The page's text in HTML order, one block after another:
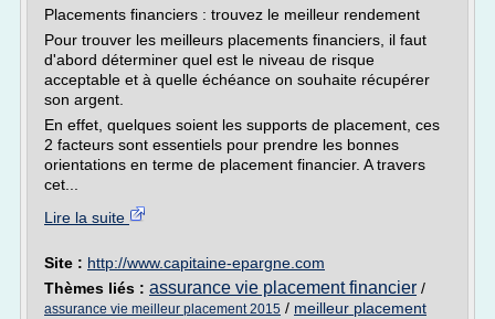
Placements financiers : trouvez le meilleur rendement
Pour trouver les meilleurs placements financiers, il faut
d'abord déterminer quel est le niveau de risque
acceptable et à quelle échéance on souhaite récupérer
son argent.
En effet, quelques soient les supports de placement, ces
2 facteurs sont essentiels pour prendre les bonnes
orientations en terme de placement financier. A travers
cet...
Lire la suite
Site : http://www.capitaine-epargne.com
Thèmes liés : assurance vie placement financier /
assurance vie meilleur placement 2015 / meilleur placement